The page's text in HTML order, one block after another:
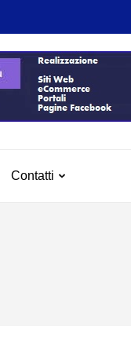
Contatti